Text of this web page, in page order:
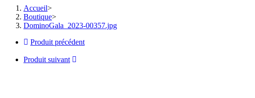
Accueil>
Boutique>
DominoGala_2023-00357.jpg
Produit précédent
Produit suivant